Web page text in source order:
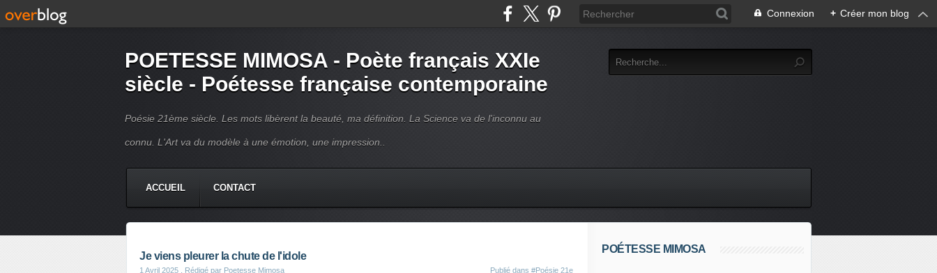
Connexion + Créer mon blog
POETESSE MIMOSA - Poète français XXIe
siècle - Poétesse française contemporaine
Poésie 21ème siècle. Les mots libèrent la beauté, ma définition. La Science va de l'inconnu au
connu. L'Art va du modèle à une émotion, une impression..
ACCUEIL CONTACT
Je viens pleurer la chute de l'idole
1 Avril 2025 , Rédigé par Poetesse Mimosa Publié dans #Poésie 21e
POÉTESSE MIMOSA